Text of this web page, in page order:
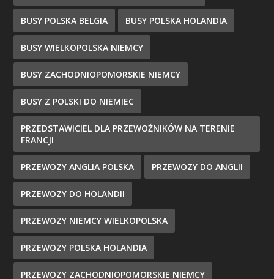
BUSY POLSKA BELGIA BUSY POLSKA HOLANDIA
BUSY WIELKOPOLSKA NIEMCY
BUSY ZACHODNIOPOMORSKIE NIEMCY
BUSY Z POLSKI DO NIEMIEC
PRZEDSTAWICIEL DLA PRZEWOŹNIKÓW NA TERENIE
FRANCJI
PRZEWOZY ANGLIA POLSKA PRZEWOZY DO ANGLII
PRZEWOZY DO HOLANDII
PRZEWOZY NIEMCY WIELKOPOLSKA
PRZEWOZY POLSKA HOLANDIA
PRZEWOZY ZACHODNIOPOMORSKIE NIEMCY